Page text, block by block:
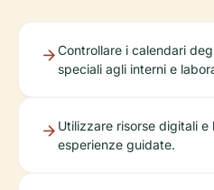
Controllare i calendari
speciali agli interni e
Utilizzare risorse digitali
esperienze guidate.